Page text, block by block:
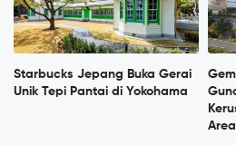
Starbucks Jepang Buka Gerai
Unik Tepi Pantai di Yokohama
Area